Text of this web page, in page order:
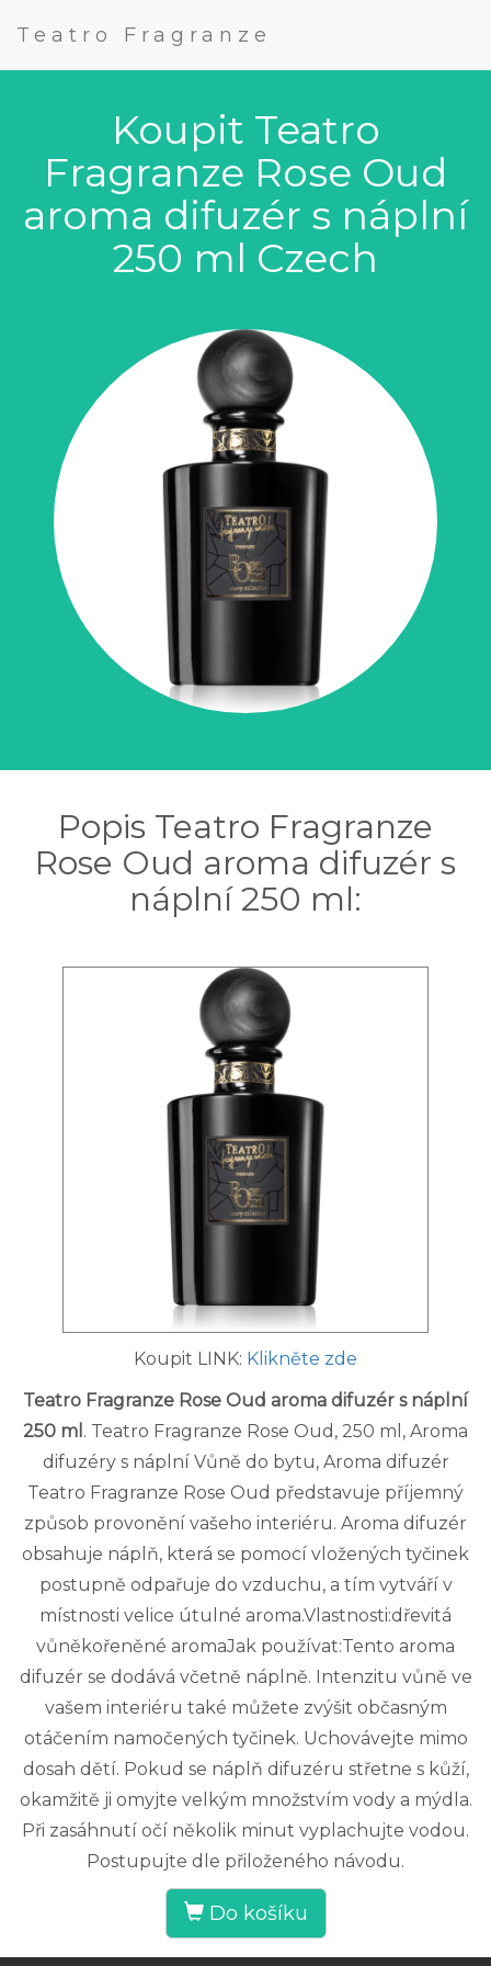
Teatro Fragranze
Koupit Teatro
Fragranze Rose Oud
aroma difuzér s náplní
250 ml Czech
Popis Teatro Fragranze
Rose Oud aroma difuzér s
náplní 250 ml:
Koupit LINK: Klikněte zde
Teatro Fragranze Rose Oud aroma difuzér s náplní
250 ml . Teatro Fragranze Rose Oud, 250 ml, Aroma
difuzéry s náplní Vůně do bytu, Aroma difuzér
Teatro Fragranze Rose Oud představuje příjemný
způsob provonění vašeho interiéru. Aroma difuzér
obsahuje náplň, která se pomocí vložených tyčinek
postupně odpařuje do vzduchu, a tím vytváří v
místnosti velice útulné aroma.Vlastnosti:dřevitá
vůněkořeněné aromaJak používat:Tento aroma
difuzér se dodává včetně náplně. Intenzitu vůně ve
vašem interiéru také můžete zvýšit občasným
otáčením namočených tyčinek. Uchovávejte mimo
dosah dětí. Pokud se náplň difuzéru střetne s kůží,
okamžitě ji omyjte velkým množstvím vody a mýdla.
Při zasáhnutí očí několik minut vyplachujte vodou.
Postupujte dle přiloženého návodu.
Do košíku